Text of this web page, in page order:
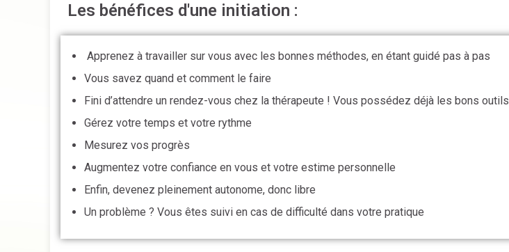
Les bénéfices d'une initiation :
Apprenez à travailler sur vous avec les bonnes méthodes, en étant guidé pas à pas
Vous savez quand et comment le faire
Fini d’attendre un rendez-vous chez la thérapeute ! Vous possédez déjà les bons outils
Gérez votre temps et votre rythme
Mesurez vos progrès
Augmentez votre confiance en vous et votre estime personnelle
Enfin, devenez pleinement autonome, donc libre
Un problème ? Vous êtes suivi en cas de difficulté dans votre pratique